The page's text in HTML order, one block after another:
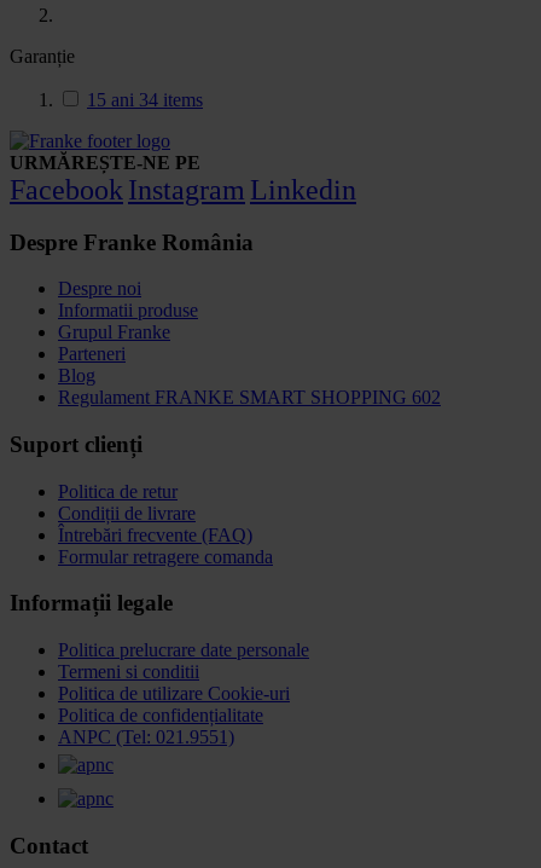
Garanție
15 ani 34 items
URMĂREȘTE-NE PE
Facebook Instagram Linkedin
Despre Franke România
Despre noi
Informatii produse
Grupul Franke
Parteneri
Blog
Regulament FRANKE SMART SHOPPING 602
Suport clienți
Politica de retur
Condiții de livrare
Întrebări frecvente (FAQ)
Formular retragere comanda
Informații legale
Politica prelucrare date personale
Termeni si conditii
Politica de utilizare Cookie-uri
Politica de confidențialitate
ANPC (Tel: 021.9551)
Contact